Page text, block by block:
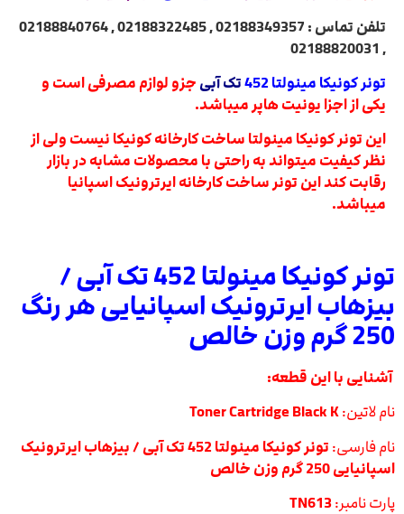
تلفن تماس : 02188349357 , 02188322485 , 02188840764
, 02188820031
تونر کونیکا مینولتا 452
تک آبی جزو لوازم مصرفی است و
یکی از اجزا یونیت هاپر میباشد.
این تونر کونیکا مینولتا ساخت کارخانه کونیکا نیست ولی از
نظر کیفیت میتواند به راحتی با محصولات مشابه در بازار
رقابت کند این تونر ساخت کارخانه ایرترونیک اسپانیا
میباشد.
تونر کونیکا مینولتا 452 تک آبی /
بیزهاب ایرترونیک اسپانیایی هر رنگ
250 گرم وزن خالص
آشنایی با این قطعه:
نام لاتین:
نام فارسی:
تونر کونیکا مینولتا 452 تک آبی / بیزهاب ایرترونیک
اسپانیایی 250 گرم وزن خالص
پارت نامبر:TN613